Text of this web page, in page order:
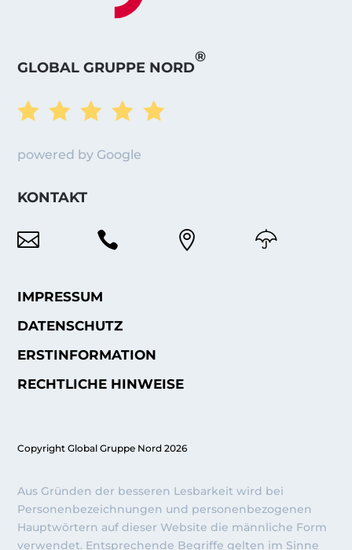
IMPRESSUM
DATENSCHUTZ
ERSTINFORMATION
RECHTLICHE HINWEISE
GLOBAL GRUPPE NORD
®
    
powered by Google
KONTAKT
  
Copyright Global Gruppe Nord 2026
Aus Gründen der besseren Lesbarkeit wird bei
Personenbezeichnungen und personenbezogenen
Hauptwörtern auf dieser Website die männliche Form
verwendet. Entsprechende Begriffe gelten im Sinne